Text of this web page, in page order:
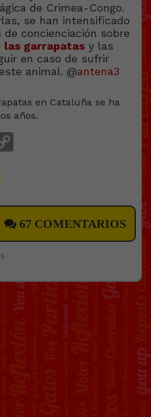
de Crimea-Congo.
se han intensificado
concienciación sobre
las garrapatas y las
en caso de sufrir
animal. @antena3
67 COMENTARIOS